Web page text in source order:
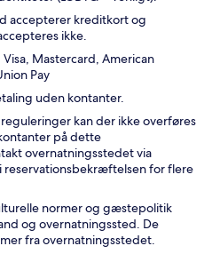
accepterer kreditkort og
ikke.
Mastercard, American
Pay
uden kontanter.
kan der ikke overføres
på dette
overnatningsstedet via
reservationsbekræftelsen for flere
normer og gæstepolitik
og overnatningssted. De
fra overnatningsstedet.